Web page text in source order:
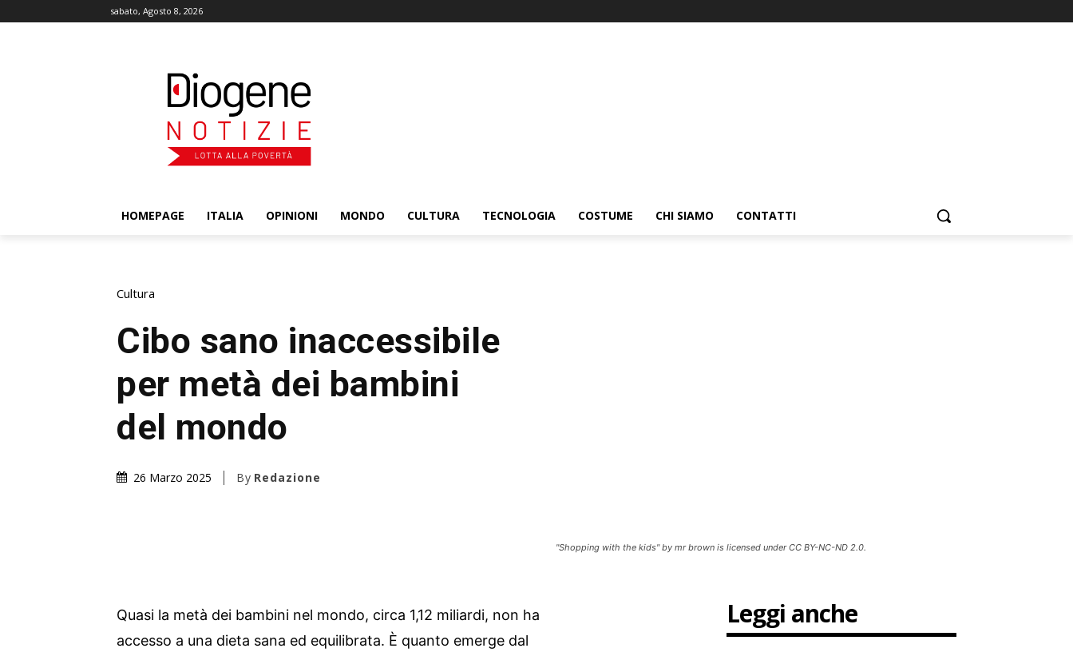
sabato, Agosto 8, 2026
HOMEPAGE ITALIA OPINIONI MONDO CULTURA TECNOLOGIA COSTUME CHI SIAMO CONTATTI
Cultura
Cibo sano inaccessibile
per metà dei bambini
del mondo
26 Marzo 2025 By Redazione
"Shopping with the kids" by mr brown is licensed under CC BY-NC-ND 2.0.
Quasi la metà dei bambini nel mondo, circa 1,12 miliardi, non ha
accesso a una dieta sana ed equilibrata. È quanto emerge dal
Leggi anche